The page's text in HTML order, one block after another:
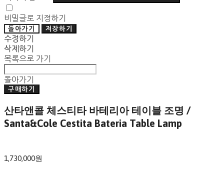
비밀글로 지정하기
돌아가기 저장하기
수정하기
삭제하기
목록으로 가기
돌아가기
구매하기
산타앤콜 체스티타 바테리아 테이블 조명 /
Santa&Cole Cestita Bateria Table Lamp
1,730,000원